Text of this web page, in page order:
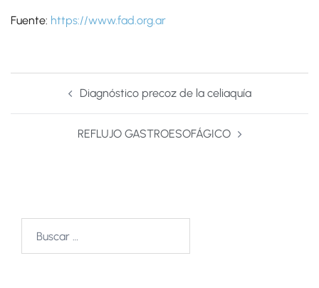
Fuente: https://www.fad.org.ar
Diagnóstico precoz de la celiaquía
REFLUJO GASTROESOFÁGICO